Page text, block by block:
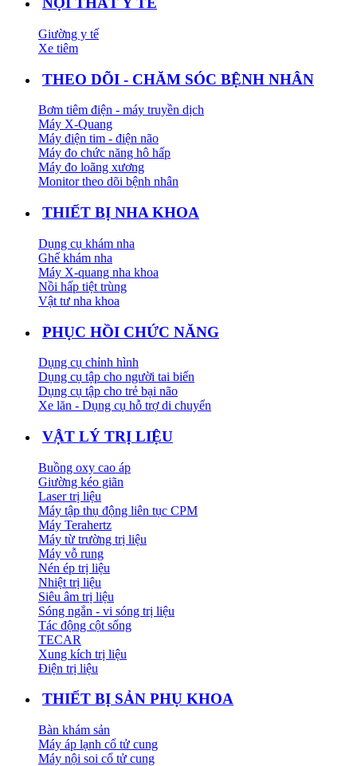
Giường y tế
Xe tiêm
THEO DÕI - CHĂM SÓC BỆNH NHÂN
Bơm tiêm điện - máy truyền dịch
Máy X-Quang
Máy điện tim - điện não
Máy đo chức năng hô hấp
Máy đo loãng xương
Monitor theo dõi bệnh nhân
THIẾT BỊ NHA KHOA
Dụng cụ khám nha
Ghế khám nha
Máy X-quang nha khoa
Nồi hấp tiệt trùng
Vật tư nha khoa
PHỤC HỒI CHỨC NĂNG
Dụng cụ chỉnh hình
Dụng cụ tập cho người tai biến
Dụng cụ tập cho trẻ bại não
Xe lăn - Dụng cụ hỗ trợ di chuyển
VẬT LÝ TRỊ LIỆU
Buồng oxy cao áp
Giường kéo giãn
Laser trị liệu
Máy tập thụ động liên tục CPM
Máy Terahertz
Máy từ trường trị liệu
Máy vỗ rung
Nén ép trị liệu
Nhiệt trị liệu
Siêu âm trị liệu
Sóng ngắn - vi sóng trị liệu
Tác động cột sống
TECAR
Xung kích trị liệu
Điện trị liệu
THIẾT BỊ SẢN PHỤ KHOA
Bàn khám sản
Máy áp lạnh cổ tử cung
Máy nội soi cổ tử cung